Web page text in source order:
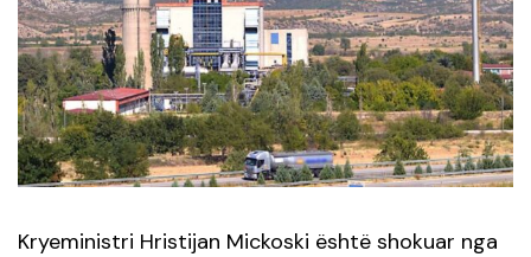
Kryeministri Hristijan Mickoski është shokuar nga